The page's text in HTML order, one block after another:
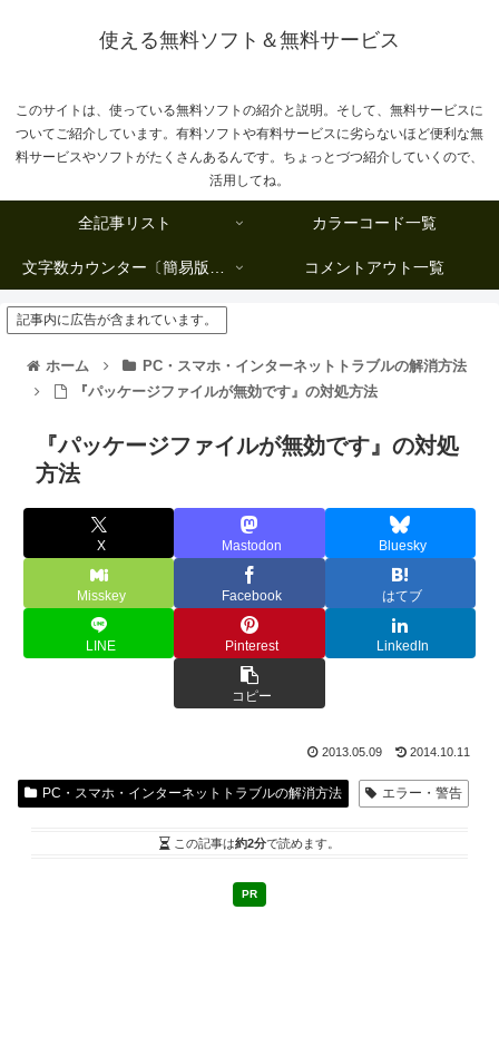
使える無料ソフト＆無料サービス
このサイトは、使っている無料ソフトの紹介と説明。そして、無料サービスに
ついてご紹介しています。有料ソフトや有料サービスに劣らないほど便利な無
料サービスやソフトがたくさんあるんです。ちょっとづつ紹介していくので、
活用してね。
全記事リスト カラーコード一覧
文字数カウンター〔簡易版複数行タイプ〕 コメントアウト一覧
記事内に広告が含まれています。
ホーム
PC・スマホ・インターネットトラブルの解消方法
『パッケージファイルが無効です』の対処方法
『パッケージファイルが無効です』の対処
方法
X Mastodon Bluesky
Misskey Facebook はてブ
LINE Pinterest LinkedIn
コピー
2013.05.09 2014.10.11
PC・スマホ・インターネットトラブルの解消方法 エラー・警告
この記事は約2分で読めます。
PR